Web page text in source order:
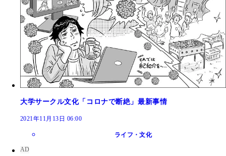
大学サークル文化「コロナで断絶」最新事情
2021年11月13日 06:00
ライフ・文化